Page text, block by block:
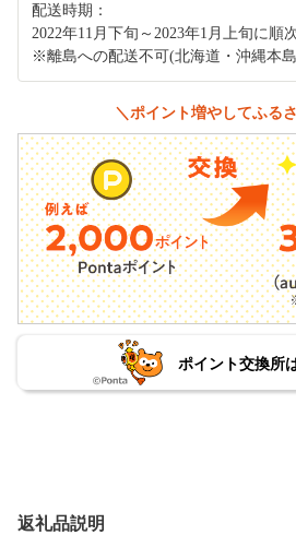
配送時期：
2022年11月下旬～2023年1月上旬に順
※離島への配送不可(北海道・沖縄本
＼ポイント増やしてふる
ポイント交換所
返礼品説明